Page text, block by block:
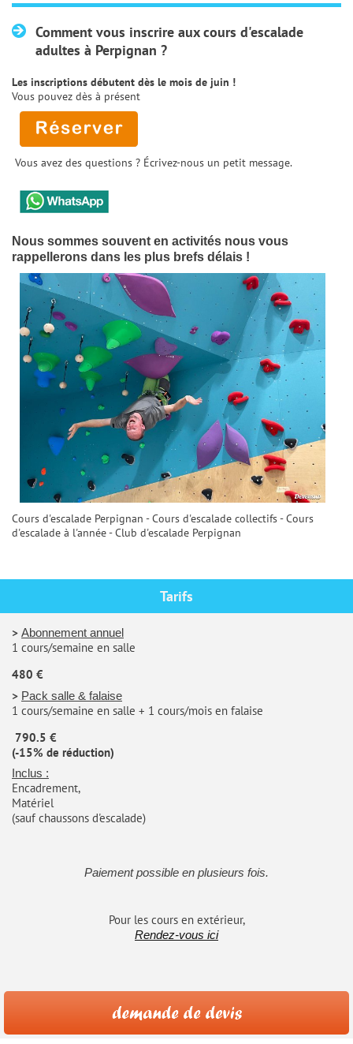
Comment vous inscrire aux cours d'escalade
adultes à Perpignan ?
Les inscriptions débutent dès le mois de juin !
Vous pouvez dès à présent
Vous avez des questions ? Écrivez-nous un petit message.
Nous sommes souvent en activités nous vous
rappellerons dans les plus brefs délais !
Cours d'escalade Perpignan - Cours d'escalade collectifs - Cours
d'escalade à l'année - Club d'escalade Perpignan
Tarifs
> Abonnement annuel
1 cours/semaine en salle
480 €
> Pack salle & falaise
1 cours/semaine en salle + 1 cours/mois en falaise
790.5 €
(-15% de réduction)
Inclus :
Encadrement,
Matériel
(sauf chaussons d'escalade)
Paiement possible en plusieurs fois.
Pour les cours en extérieur,
Rendez-vous ici